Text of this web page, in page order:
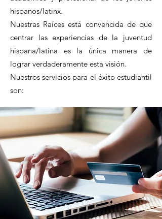
hispanos/latinx.
Nuestras Raíces está convencida de que
centrar las experiencias de la juventud
hispana/latina es la única manera de
lograr verdaderamente esta visión.
Nuestros servicios para el éxito estudiantil
son: